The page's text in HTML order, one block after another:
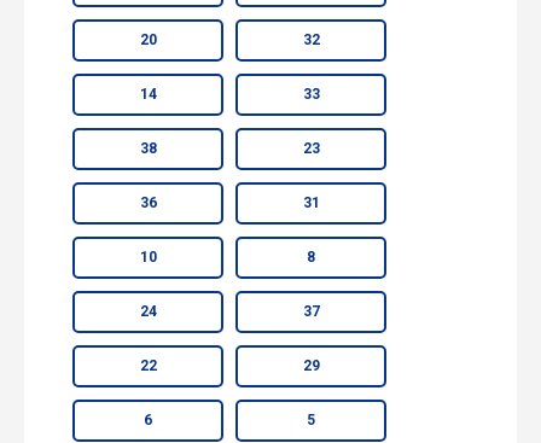
20 32
14 33
38 23
36 31
10 8
24 37
22 29
6 5